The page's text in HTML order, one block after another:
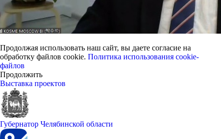
Продолжая использовать наш сайт, вы даете согласие на
обработку файлов cookie. Политика использования cookie-
файлов
Продолжить
Выставка проектов
Губернатор Челябинской области